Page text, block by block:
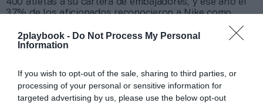
2playbook - Do Not Process My Personal
Information
If you wish to opt-out of the sale, sharing to third parties, or
processing of your personal or sensitive information for
targeted advertising by us, please use the below opt-out
400 atletas a su cartera de embajadores, y ese año el
37% de los aficionados reconocieron a Nike como
patrocinador olímpico pese a que no lo era, por el 24%
que identificó a Adidas.
Sobre 2Playbook Intelligence
2Playbook Intelligencees la unidad de datos e
inteligencia de mercado de 2Playbook, cuya plataforma